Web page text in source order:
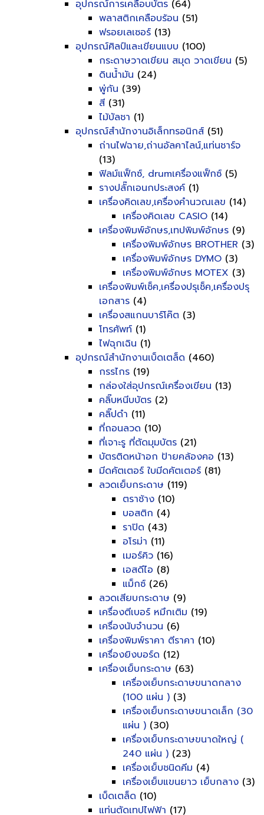
อุปกรณ์การเคลือบบัตร (64)
พลาสติกเคลือบร้อน (51)
ฟรอยเลเซอร์ (13)
อุปกรณ์ศิลป์และเขียนแบบ (100)
กระดาษวาดเขียน สมุด วาดเขียน (5)
ดินน้ำมัน (24)
พู่กัน (39)
สี (31)
ไม้บัลชา (1)
อุปกรณ์สำนักงานอิเล็กทรอนิกส์ (51)
ถ่านไฟฉาย,ถ่านอัลคาไลน์,แท่นชาร์จ
(13)
ฟิลม์แฟ็กซ์, drumเครื่องแฟ็กซ์ (5)
รางปลั๊กเอนกประสงค์ (1)
เครื่องคิดเลข,เครื่องคำนวณเลข (14)
เครื่องคิดเลข CASIO (14)
เครื่องพิมพ์อักษร,เทปพิมพ์อักษร (9)
เครื่องพิมพ์อักษร BROTHER (3)
เครื่องพิมพ์อักษร DYMO (3)
เครื่องพิมพ์อักษร MOTEX (3)
เครื่องพิมพ์เช็ค,เครื่องปรุเช็ค,เครื่องปรุ
เอกสาร (4)
เครื่องสแกนบาร์โค๊ต (3)
โทรศัพท์ (1)
ไฟฉุกเฉิน (1)
อุปกรณ์สำนักงานเบ็ดเตล็ด (460)
กรรไกร (19)
กล่องใส่อุปกรณ์เครื่องเขียน (13)
คลิ๊บหนีบบัตร (2)
คลิ๊ปดำ (11)
ที่ถอนลวด (10)
ที่เจาะรู ที่ตัดมุมบัตร (21)
บัตรติดหน้าอก ป้ายคล้องคอ (13)
มีดคัตเตอร์ ใบมีดคัตเตอร์ (81)
ลวดเย็บกระดาษ (119)
ตราช้าง (10)
บอสติก (4)
ราปิด (43)
อโรม่า (11)
เมอร์คิว (16)
เอสดีไอ (8)
แม็กซ์ (26)
ลวดเสียบกระดาษ (9)
เครื่องตีเบอร์ หมึกเติม (19)
เครื่องนับจำนวน (6)
เครื่องพิมพ์ราคา ตีราคา (10)
เครื่องยิงบอร์ด (12)
เครื่องเย็บกระดาษ (63)
เครื่องเย็บกระดาษขนาดกลาง
(100 แผ่น ) (3)
เครื่องเย็บกระดาษขนาดเล็ก (30
แผ่น ) (30)
เครื่องเย็บกระดาษขนาดใหญ่ (
240 แผ่น ) (23)
เครื่องเย็บชนิดคีม (4)
เครื่องเย็บแขนยาว เย็บกลาง (3)
เบ็ดเตล็ด (10)
แท่นตัดเทปไฟฟ้า (17)